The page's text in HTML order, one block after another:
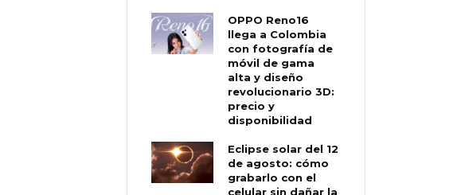
OPPO Reno16
llega a Colombia
con fotografía de
móvil de gama
alta y diseño
revolucionario 3D:
precio y
disponibilidad
Eclipse solar del 12
de agosto: cómo
grabarlo con el
celular sin dañar la